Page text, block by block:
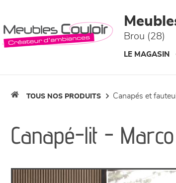
Brou (28)
LE MAGASIN
TOUS NOS PRODUITS canapés et
Canapé-lit - Marco